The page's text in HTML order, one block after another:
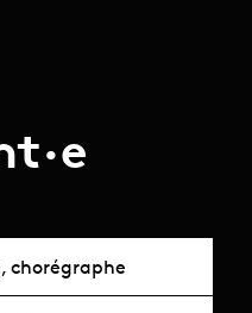
chorégraphe